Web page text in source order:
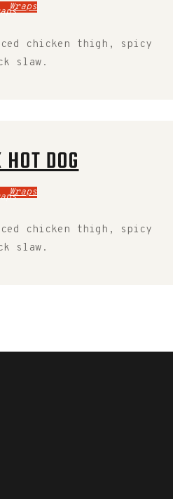
Wraps
chicken thigh, spicy
slaw.
DOG
Wraps
chicken thigh, spicy
slaw.